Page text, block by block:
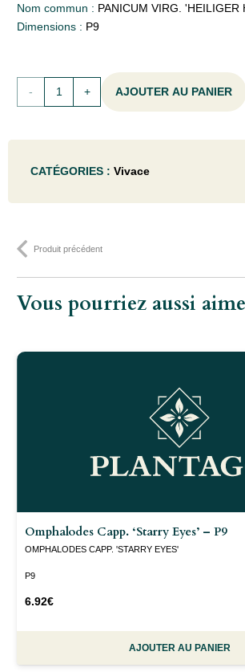
Nom commun : PANICUM VIRG. 'HEILIGER
Dimensions : P9
quantité
virg.
'Heiliger
- P9
AJOUTER AU PANIER
CATÉGORIES : Vivace
Produit précédent
Vous pourriez aussi
Omphalodes Capp. ‘Starry Eyes’ – P9
OMPHALODES CAPP. 'STARRY EYES'
P9
6.92€
AJOUTER AU PANIER